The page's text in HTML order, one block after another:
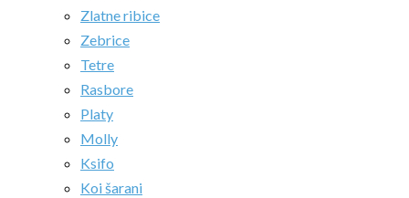
Zlatne ribice
Zebrice
Tetre
Rasbore
Platy
Molly
Ksifo
Koi šarani